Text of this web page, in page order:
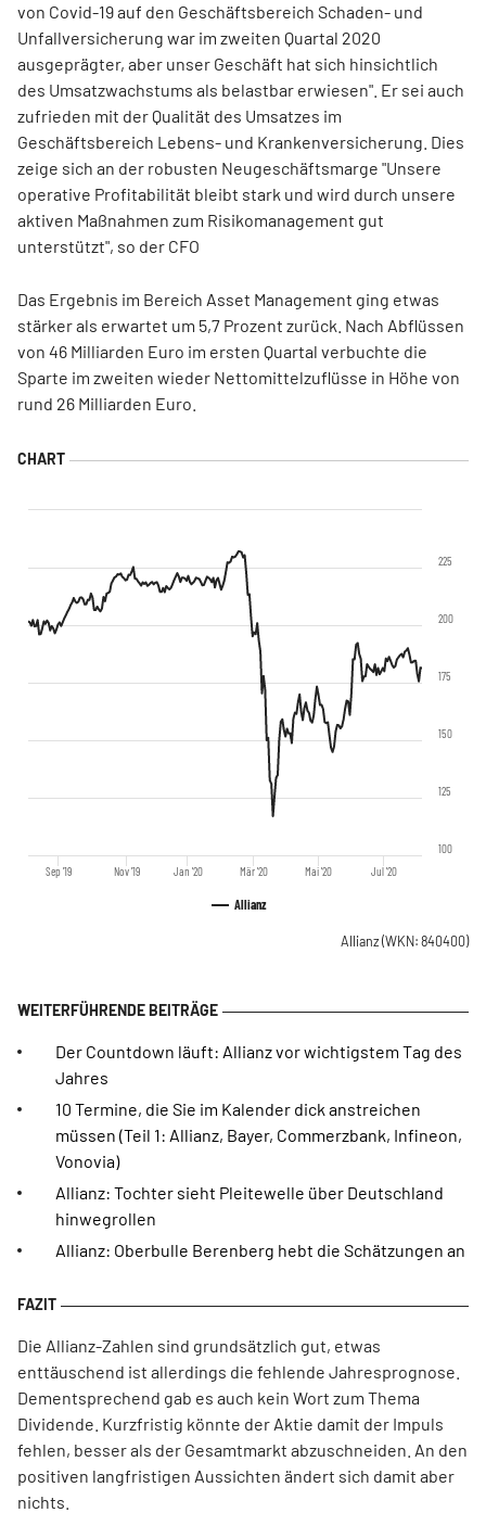
von Covid-19 auf den Geschäftsbereich Schaden- und
Unfallversicherung war im zweiten Quartal 2020
ausgeprägter, aber unser Geschäft hat sich hinsichtlich
des Umsatzwachstums als belastbar erwiesen". Er sei auch
zufrieden mit der Qualität des Umsatzes im
Geschäftsbereich Lebens- und Krankenversicherung. Dies
zeige sich an der robusten Neugeschäftsmarge "Unsere
operative Profitabilität bleibt stark und wird durch unsere
aktiven Maßnahmen zum Risikomanagement gut
unterstützt", so der CFO
Das Ergebnis im Bereich Asset Management ging etwas
stärker als erwartet um 5,7 Prozent zurück. Nach Abflüssen
von 46 Milliarden Euro im ersten Quartal verbuchte die
Sparte im zweiten wieder Nettomittelzuflüsse in Höhe von
rund 26 Milliarden Euro.
Allianz
Sep '19 Nov '19 Jan '20 Mär '20 Mai '20 Jul '20
100
125
150
175
200
225
Allianz (WKN: 840400)
Der Countdown läuft: Allianz vor wichtigstem Tag des
Jahres
10 Termine, die Sie im Kalender dick anstreichen
müssen (Teil 1: Allianz, Bayer, Commerzbank, Infineon,
Vonovia)
Allianz: Tochter sieht Pleitewelle über Deutschland
hinwegrollen
Allianz: Oberbulle Berenberg hebt die Schätzungen an
Die Allianz-Zahlen sind grundsätzlich gut, etwas
enttäuschend ist allerdings die fehlende Jahresprognose.
Dementsprechend gab es auch kein Wort zum Thema
Dividende. Kurzfristig könnte der Aktie damit der Impuls
fehlen, besser als der Gesamtmarkt abzuschneiden. An den
positiven langfristigen Aussichten ändert sich damit aber
nichts.